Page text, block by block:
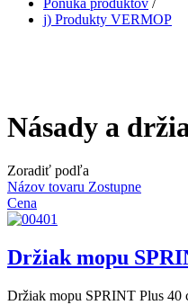
Ponuka produktov /
j) Produkty VERMOP
Násady a
Zoradiť podľa
Názov tovaru Zostupne
Cena
Držiak mopu
Držiak mopu SPRINT Plus 40